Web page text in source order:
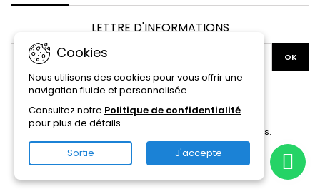
Cookies
Nous utilisons des cookies pour vous offrir une
navigation fluide et personnalisée.
Consultez notre Politique de confidentialité
pour plus de détails.
Sortie J'accepte
LETTRE D'INFORMATIONS
Facebook
TwitterYouTube
© Copyright 2026 lumibeauty. Tous droits réservés.